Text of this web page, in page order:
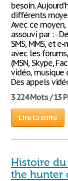
besoin.
différents
Avec ce
assouvi par : -
SMS, MMS, et
avec les
(MSN, Skype,
vidéo, musique
Des appels
3 224 Mots / 13
Lire la suite
Histoire
the hunter